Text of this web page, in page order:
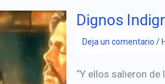
Dignos
Deja un comentario /
“Y ellos salieron